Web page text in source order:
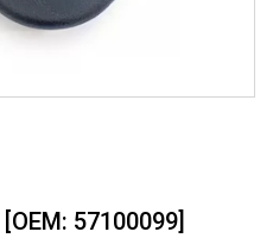
57100099]